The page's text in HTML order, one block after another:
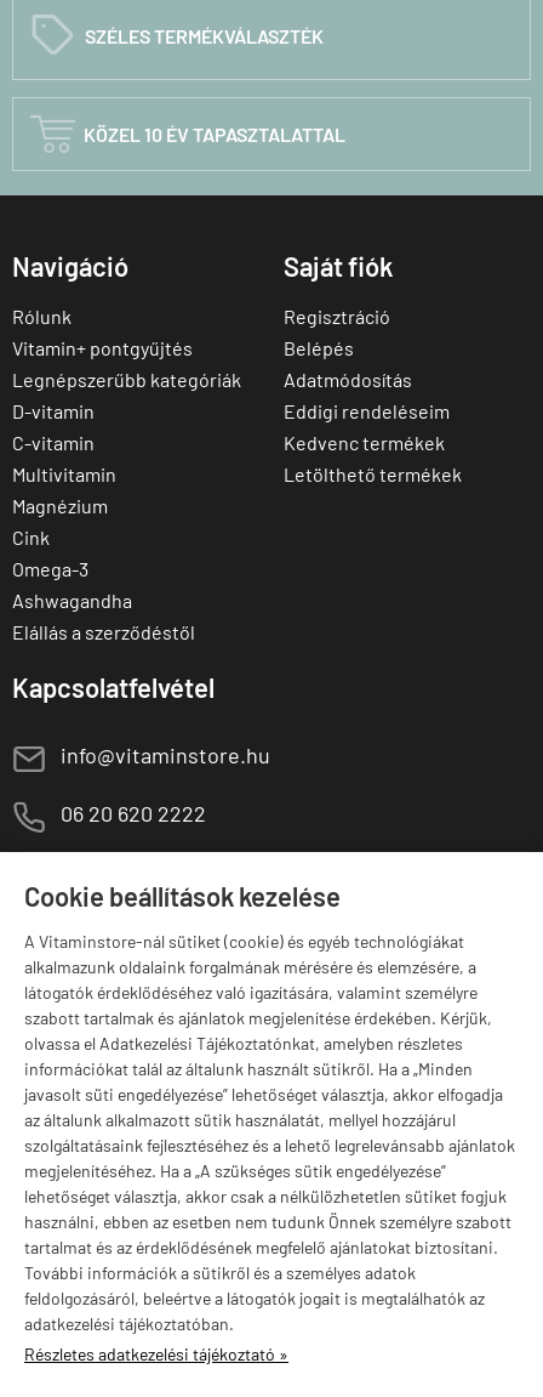
Cookie beállítások kezelése
A Vitaminstore-nál sütiket (cookie) és egyéb technológiákat
alkalmazunk oldalaink forgalmának mérésére és elemzésére, a
látogatók érdeklődéséhez való igazítására, valamint személyre
szabott tartalmak és ajánlatok megjelenítése érdekében. Kérjük,
olvassa el Adatkezelési Tájékoztatónkat, amelyben részletes
információkat talál az általunk használt sütikről. Ha a „Minden
javasolt süti engedélyezése” lehetőséget választja, akkor elfogadja
az általunk alkalmazott sütik használatát, mellyel hozzájárul
szolgáltatásaink fejlesztéséhez és a lehető legrelevánsabb ajánlatok
megjelenítéséhez. Ha a „A szükséges sütik engedélyezése”
lehetőséget választja, akkor csak a nélkülözhetetlen sütiket fogjuk
használni, ebben az esetben nem tudunk Önnek személyre szabott
tartalmat és az érdeklődésének megfelelő ajánlatokat biztosítani.
További információk a sütikről és a személyes adatok
feldolgozásáról, beleértve a látogatók jogait is megtalálhatók az
adatkezelési tájékoztatóban.
Részletes adatkezelési tájékoztató »
C SZÉLES TERMÉKVÁLASZTÉK
 KÖZEL 10 ÉV TAPASZTALATTAL
Navigáció
Rólunk
Vitamin+ pontgyűjtés
Legnépszerűbb kategóriák
D-vitamin
C-vitamin
Multivitamin
Magnézium
Cink
Omega-3
Ashwagandha
Elállás a szerződéstől
Saját fiók
Regisztráció
Belépés
Adatmódosítás
Eddigi rendeléseim
Kedvenc termékek
Letölthető termékek
Kapcsolatfelvétel
E info@vitaminstore.hu
M 06 20 620 2222
Szugló u. 83-85.
Márkák
Valuta választás
vitaminstore.hu -Vitaminstore / Gymstore Hungary